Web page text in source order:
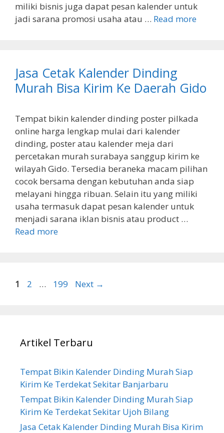
miliki bisnis juga dapat pesan kalender untuk
jadi sarana promosi usaha atau … Read more
Jasa Cetak Kalender Dinding
Murah Bisa Kirim Ke Daerah Gido
Tempat bikin kalender dinding poster pilkada
online harga lengkap mulai dari kalender
dinding, poster atau kalender meja dari
percetakan murah surabaya sanggup kirim ke
wilayah Gido. Tersedia beraneka macam pilihan
cocok bersama dengan kebutuhan anda siap
melayani hingga ribuan. Selain itu yang miliki
usaha termasuk dapat pesan kalender untuk
menjadi sarana iklan bisnis atau product …
Read more
Page
1 Page
2 … Page
199 Next →
Artikel Terbaru
Tempat Bikin Kalender Dinding Murah Siap
Kirim Ke Terdekat Sekitar Banjarbaru
Tempat Bikin Kalender Dinding Murah Siap
Kirim Ke Terdekat Sekitar Ujoh Bilang
Jasa Cetak Kalender Dinding Murah Bisa Kirim